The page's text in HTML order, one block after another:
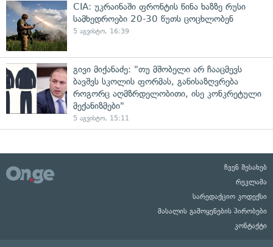
CIA: უკრაინაში ფრონტის წინა ხაზზე რუსი
სამხედროები 20-30 წუთს ცოცხლობენ
5 აგვისტო, 16:39
გივი მიქანაძე: "თუ მშობელი არ ჩააცმევს
ბავშვს სკოლის ფორმას, განისაზღვრება
როგორც აღმზრდელობითი, ისე კონკრეტული
მექანიზმები"
5 აგვისტო, 15:11
ჩვენ შესახებ
რეკლამა
სარედაქციო კოდექსი
მასალის გამოყენების პირობები
კონტაქტი